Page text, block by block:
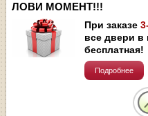
ЛОВИ МОМЕНТ!!!
При заказе
все двери в
бесплатная!
Подробнее